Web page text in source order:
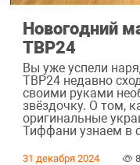
Новогодний
ТВР24
Вы уже успели
ТВР24 недавно
своими руками
звёздочку. О том,
оригинальные
Тиффани узнаем в
31 декабря 2024